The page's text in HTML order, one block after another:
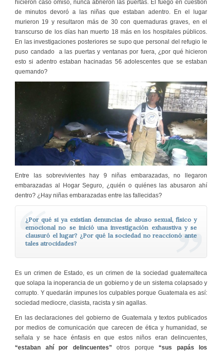
hicieron caso omiso, nunca abrieron las puertas. El fuego en cuestión
de minutos devoró a las niñas que estaban adentro. En el lugar
murieron 19 y resultaron más de 30 con quemaduras graves, en el
transcurso de los días han muerto 18 más en los hospitales públicos.
En las investigaciones posteriores se supo que personal del refugio le
puso candado a las puertas y ventanas por fuera, ¿por qué hicieron
esto si adentro estaban hacinadas 56 adolescentes que se estaban
quemando?
Entre las sobrevivientes hay 9 niñas embarazadas, no llegaron
embarazadas al Hogar Seguro, ¿quién o quiénes las abusaron ahí
dentro? ¿Hay niñas embarazadas entre las fallecidas?
¿Por qué si ya existían denuncias de abuso sexual, físico y
emocional no se inició una investigación exhaustiva y se
clausuró el lugar? ¿Por qué la sociedad no reaccionó ante
tales atrocidades?
Es un crimen de Estado, es un crimen de la sociedad guatemalteca
que solapa la inoperancia de un gobierno y de un sistema colapsado y
corrupto. Y quedarán impunes los culpables porque Guatemala es así:
sociedad mediocre, clasista, racista y sin agallas.
En las declaraciones del gobierno de Guatemala y textos publicados
por medios de comunicación que carecen de ética y humanidad, se
señala y se hace énfasis en que estos niños eran delincuentes,
“estaban ahí por delincuentes” otros porque “sus papás los